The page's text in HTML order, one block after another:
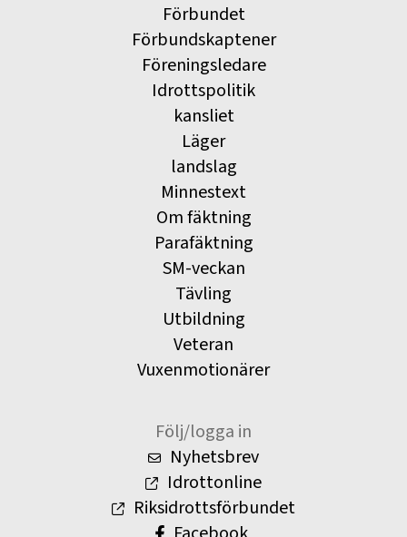
Förbundet
Förbundskaptener
Föreningsledare
Idrottspolitik
kansliet
Läger
landslag
Minnestext
Om fäktning
Parafäktning
SM-veckan
Tävling
Utbildning
Veteran
Vuxenmotionärer
Följ/logga in
Nyhetsbrev
Idrottonline
Riksidrottsförbundet